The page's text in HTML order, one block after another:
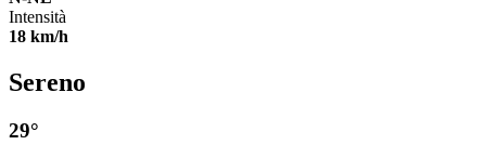
Intensità
18 km/h
Sereno
29°